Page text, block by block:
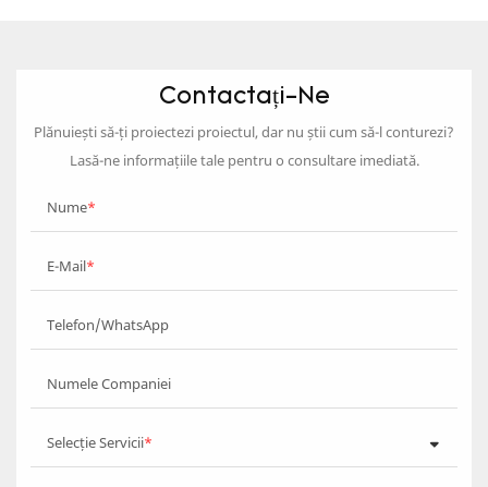
Contactați-Ne
Plănuiești să-ți proiectezi proiectul, dar nu știi cum să-l conturezi?
Lasă-ne informațiile tale pentru o consultare imediată.
Nume
E-Mail
Telefon/WhatsApp
Numele Companiei
Selecție Servicii